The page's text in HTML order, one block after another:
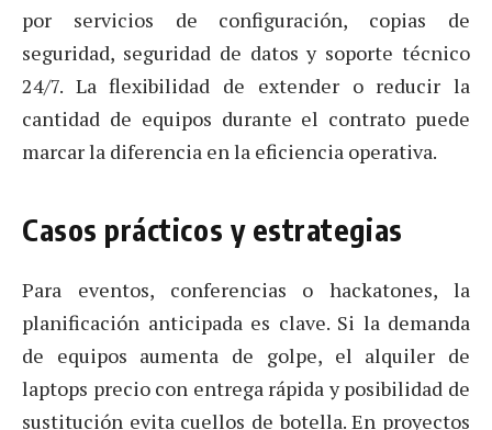
por servicios de configuración, copias de
seguridad, seguridad de datos y soporte técnico
24/7. La flexibilidad de extender o reducir la
cantidad de equipos durante el contrato puede
marcar la diferencia en la eficiencia operativa.
Casos prácticos y estrategias
Para eventos, conferencias o hackatones, la
planificación anticipada es clave. Si la demanda
de equipos aumenta de golpe, el alquiler de
laptops precio con entrega rápida y posibilidad de
sustitución evita cuellos de botella. En proyectos